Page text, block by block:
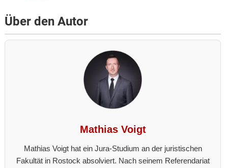
Über den Autor
Mathias Voigt
Mathias Voigt hat ein Jura-Studium an der juristischen
Fakultät in Rostock absolviert. Nach seinem Referendariat